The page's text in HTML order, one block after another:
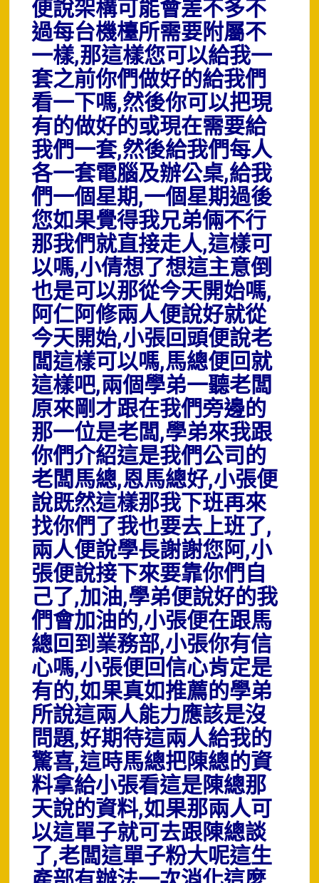
便說架構可能會差不多不
過每台機檯所需要附屬不
一樣,那這樣您可以給我一
套之前你們做好的給我們
看一下嗎,然後你可以把現
有的做好的或現在需要給
我們一套,然後給我們每人
各一套電腦及辦公桌,給我
們一個星期,一個星期過後
您如果覺得我兄弟倆不行
那我們就直接走人,這樣可
以嗎,小倩想了想這主意倒
也是可以那從今天開始嗎,
阿仁阿修兩人便說好就從
今天開始,小張回頭便說老
闆這樣可以嗎,馬總便回就
這樣吧,兩個學弟一聽老闆
原來剛才跟在我們旁邊的
那一位是老闆,學弟來我跟
你們介紹這是我們公司的
老闆馬總,恩馬總好,小張便
說既然這樣那我下班再來
找你們了我也要去上班了,
兩人便說學長謝謝您阿,小
張便說接下來要靠你們自
己了,加油,學弟便說好的我
們會加油的,小張便在跟馬
總回到業務部,小張你有信
心嗎,小張便回信心肯定是
有的,如果真如推薦的學弟
所說這兩人能力應該是沒
問題,好期待這兩人給我的
驚喜,這時馬總把陳總的資
料拿給小張看這是陳總那
天說的資料,如果那兩人可
以這單子就可去跟陳總談
了,老闆這單子粉大呢這生